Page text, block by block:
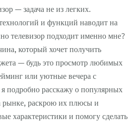
— задача не из легких.
и функций наводит на
телевизор подходит именно мне?
который хочет получить
— будь это просмотр любимых
или уютные вечера с
подробно расскажу о популярных
рынке, раскрою их плюсы и
характеристики и помогу сделать